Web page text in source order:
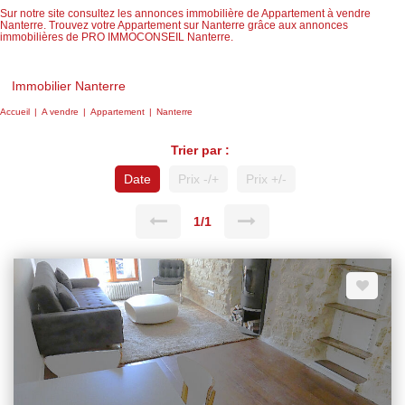
Sur notre site consultez les annonces immobilière de Appartement à vendre
Nanterre. Trouvez votre Appartement sur Nanterre grâce aux annonces
immobilières de PRO IMMOCONSEIL Nanterre.
Immobilier Nanterre
Accueil A vendre Appartement Nanterre
Trier par :
Date
Prix -/+ Prix +/-
1/1